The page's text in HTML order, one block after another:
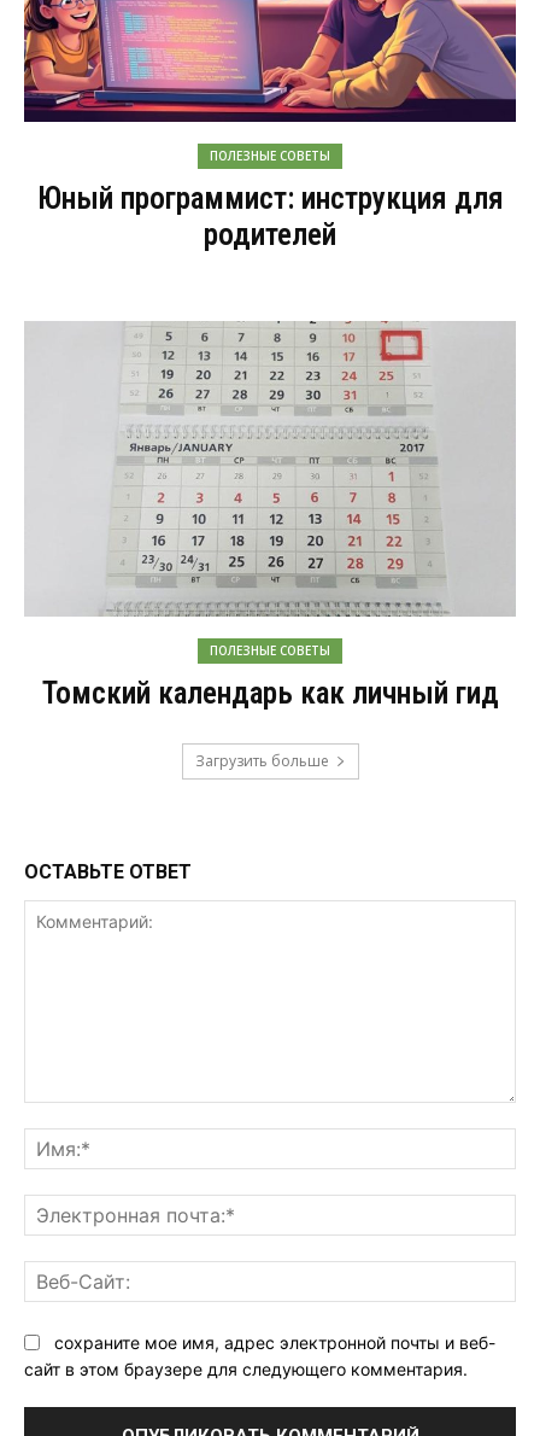
ПОЛЕЗНЫЕ СОВЕТЫ
Юный программист: инструкция для
родителей
ПОЛЕЗНЫЕ СОВЕТЫ
Томский календарь как личный гид
Загрузить больше
ОСТАВЬТЕ ОТВЕТ
сохраните мое имя, адрес электронной почты и веб-
сайт в этом браузере для следующего комментария.